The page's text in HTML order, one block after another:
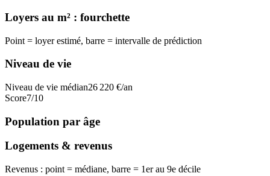
Loyers au m² : fourchette
Point = loyer estimé, barre = intervalle de prédiction
Niveau de vie
Niveau de vie médian26 220 €/an
Score7/10
Population par âge
Logements & revenus
Revenus : point = médiane, barre = 1er au 9e décile